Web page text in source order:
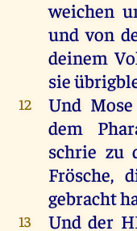
weichen
und von
deinem
sie
12 Und Mose
dem
schrie zu
Frösche,
gebracht
13 Und der